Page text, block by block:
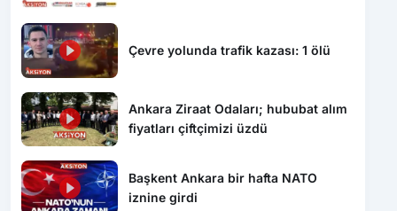
Çevre yolunda trafik kazası: 1 ölü
Ankara Ziraat Odaları; hububat alım
fiyatları çiftçimizi üzdü
Başkent Ankara bir hafta NATO
iznine girdi